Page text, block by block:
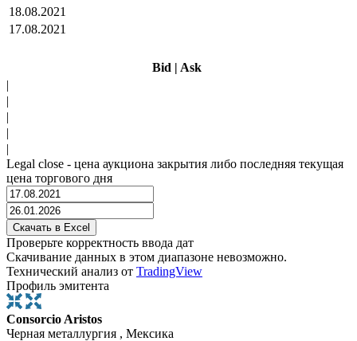
18.08.2021
17.08.2021
Bid | Ask
|
|
|
|
|
Legal close - цена аукциона закрытия либо последняя текущая
цена торгового дня
Проверьте корректность ввода дат
Скачивание данных в этом диапазоне невозможно.
Технический анализ от TradingView
Профиль эмитента
Consorcio Aristos
Черная металлургия , Мексика